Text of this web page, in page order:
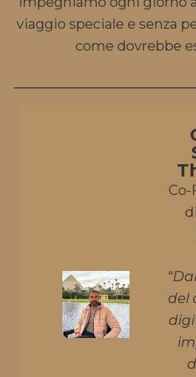
viaggio speciale e senza
come dovrebbe
Co-
del